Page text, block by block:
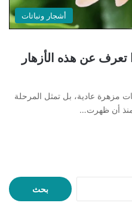
أشجار ونباتات
تعرف عن هذه الأزهار
مزهرة عادية، بل تمثل المرحلة
منذ أن ظهرت…